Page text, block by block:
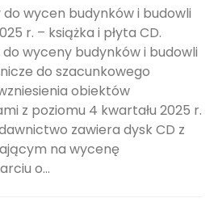
wycen budynków i budowli
r. – książka i płyta CD.
wyceny budynków i budowli
do szacunkowego
obiektów
z poziomu 4 kwartału 2025 r.
zawiera dysk CD z
na wycenę
o...